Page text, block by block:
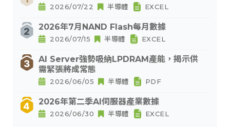
2026/07/22 半導體 EXCEL
2026年7月NAND Flash每月數據
2026/07/15 半導體 EXCEL
AI Server強勢吸納LPDRAM產能，揭示供
需緊張將成常態
2026/06/05 半導體 PDF
2026年第二季AI伺服器產業數據
2026/06/30 半導體 EXCEL